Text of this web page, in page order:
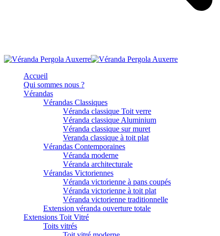
Accueil
Qui sommes nous ?
Vérandas
Vérandas Classiques
Véranda classique Toit verre
Véranda classique Aluminium
Véranda classique sur muret
Veranda classique à toit plat
Vérandas Contemporaines
Véranda moderne
Véranda architecturale
Vérandas Victoriennes
Véranda victorienne à pans coupés
Véranda victorienne à toit plat
Véranda victorienne traditionnelle
Extension véranda ouverture totale
Extensions Toit Vitré
Toits vitrés